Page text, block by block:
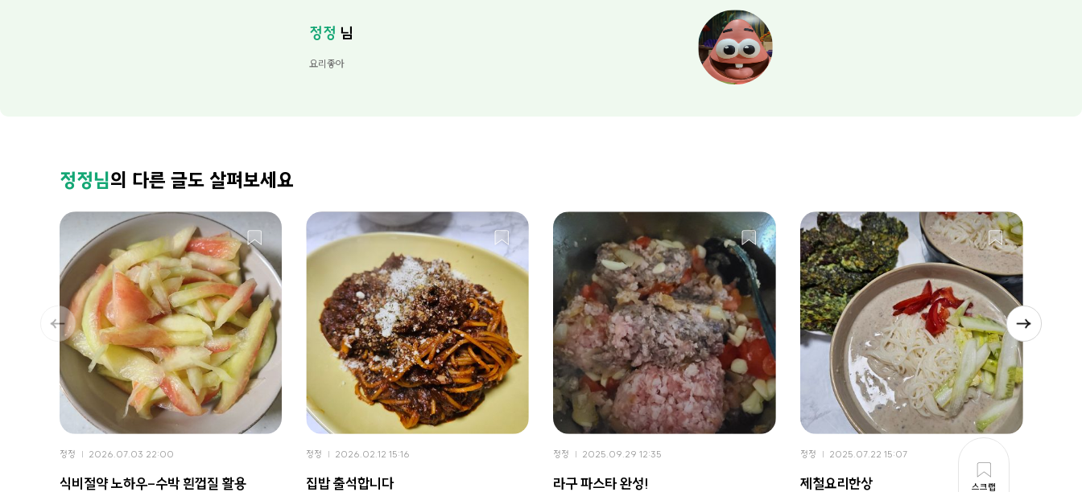
스크랩
정정 님
요리좋아
정정님의 다른 글도 살펴보세요
정정 2026.07.03 22:00
식비절약 노하우-수박 흰껍질 활용
정정 2026.02.12 15:16
집밥 출석합니다
정정 2025.09.29 12:35
라구 파스타 완성!
정정 2025.07.22 15:07
제철요리한상